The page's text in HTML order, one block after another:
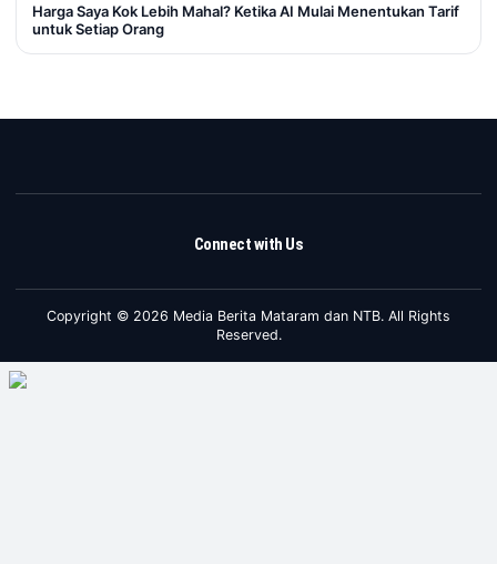
Harga Saya Kok Lebih Mahal? Ketika AI Mulai Menentukan Tarif
untuk Setiap Orang
Connect with Us
Copyright © 2026 Media Berita Mataram dan NTB. All Rights
Reserved.